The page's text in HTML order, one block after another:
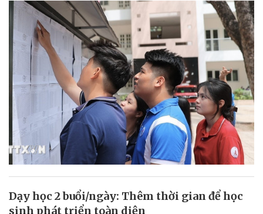
Dạy học 2 buổi/ngày: Thêm thời gian để học
sinh phát triển toàn diện